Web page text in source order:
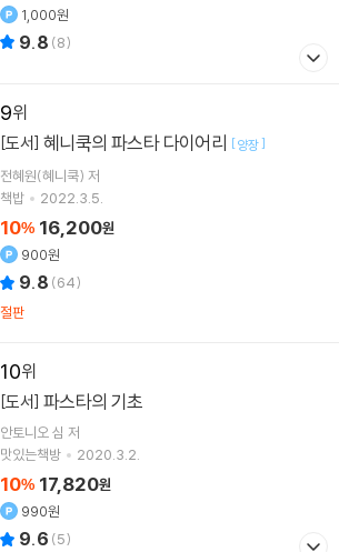
1,000원
9.8 (8)
9
[도서] 혜니쿡의 파스타 다이어리 [양장]
전혜원(혜니쿡) 저
책밥
2022.3.5.
10% 16,200원
900원
9.8 (64)
절판
10
[도서] 파스타의 기초
안토니오 심 저
맛있는책방
2020.3.2.
10% 17,820원
990원
9.6 (5)